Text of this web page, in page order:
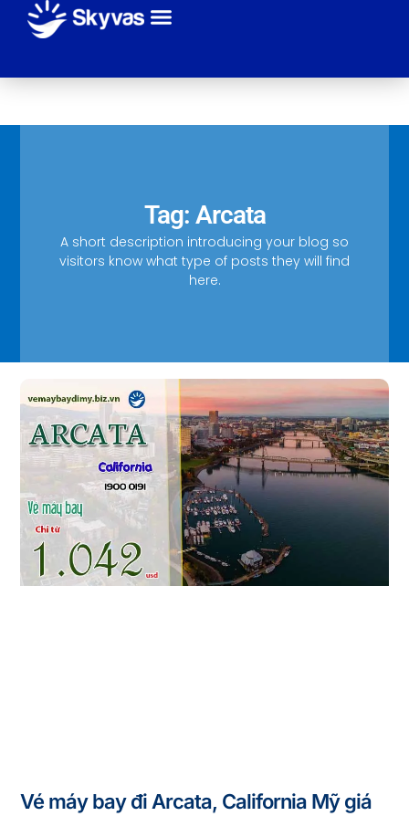
Tag: Arcata
A short description introducing your blog so
visitors know what type of posts they will find
here.
Vé máy bay đi Arcata, California Mỹ giá